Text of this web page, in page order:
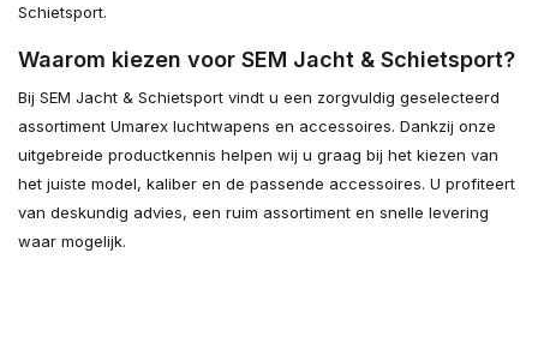
Schietsport.
Waarom kiezen voor SEM Jacht & Schietsport?
Bij SEM Jacht & Schietsport vindt u een zorgvuldig geselecteerd
assortiment Umarex luchtwapens en accessoires. Dankzij onze
uitgebreide productkennis helpen wij u graag bij het kiezen van
het juiste model, kaliber en de passende accessoires. U profiteert
van deskundig advies, een ruim assortiment en snelle levering
waar mogelijk.